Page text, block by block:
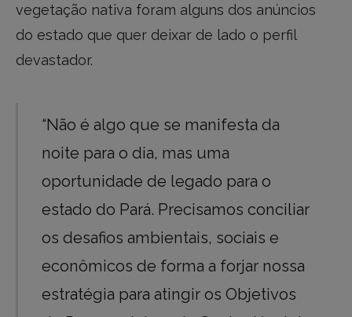
vegetação nativa foram alguns dos anúncios
do estado que quer deixar de lado o perfil
devastador.
“Não é algo que se manifesta da
noite para o dia, mas uma
oportunidade de legado para o
estado do Pará. Precisamos conciliar
os desafios ambientais, sociais e
econômicos de forma a forjar nossa
estratégia para atingir os Objetivos